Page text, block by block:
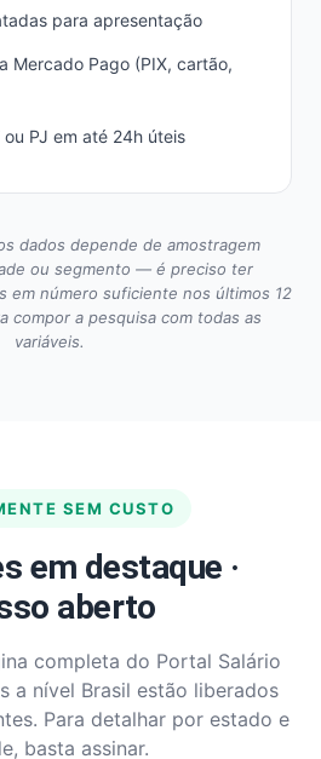
para apresentação
Mercado Pago (PIX, cartão,
PJ em até 24h úteis
dados depende de amostragem
ou segmento — é preciso ter
em número suficiente nos últimos 12
compor a pesquisa com todas as
variáveis.
SEM CUSTO
em destaque ·
aberto
completa do Portal Salário
a nível Brasil estão liberados
Para detalhar por estado e
basta assinar.